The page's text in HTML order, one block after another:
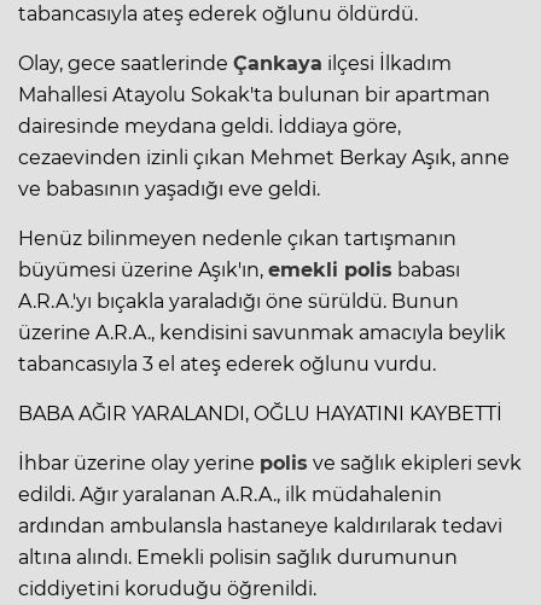
tabancasıyla ateş ederek oğlunu öldürdü.
Olay, gece saatlerinde Çankaya ilçesi İlkadım
Mahallesi Atayolu Sokak'ta bulunan bir apartman
dairesinde meydana geldi. İddiaya göre,
cezaevinden izinli çıkan Mehmet Berkay Aşık, anne
ve babasının yaşadığı eve geldi.
Henüz bilinmeyen nedenle çıkan tartışmanın
büyümesi üzerine Aşık'ın, emekli polis babası
A.R.A.'yı bıçakla yaraladığı öne sürüldü. Bunun
üzerine A.R.A., kendisini savunmak amacıyla beylik
tabancasıyla 3 el ateş ederek oğlunu vurdu.
BABA AĞIR YARALANDI, OĞLU HAYATINI KAYBETTİ
İhbar üzerine olay yerine polis ve sağlık ekipleri sevk
edildi. Ağır yaralanan A.R.A., ilk müdahalenin
ardından ambulansla hastaneye kaldırılarak tedavi
altına alındı. Emekli polisin sağlık durumunun
ciddiyetini koruduğu öğrenildi.